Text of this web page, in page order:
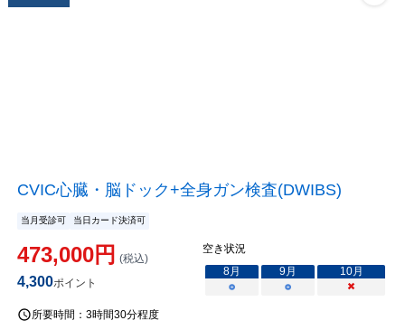
CVIC心臓・脳ドック+全身ガン検査(DWIBS)
当月受診可 当日カード決済可
473,000円 (税込)
4,300ポイント
空き状況
8月 9月 10月
○
○ ×
所要時間： 3時間30分程度